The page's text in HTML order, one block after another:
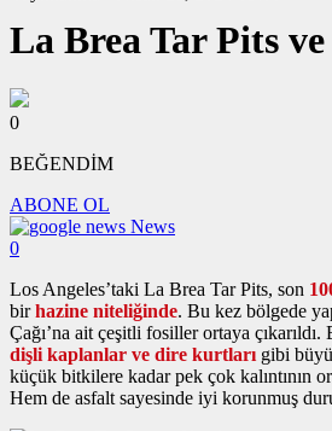
La Brea Tar Pits
0
BEĞENDİM
ABONE OL
News
0
Los Angeles’taki La Brea Tar Pits, son
birhazine niteliğinde. Bu kez bölgede
Çağı’na ait çeşitli fosiller ortaya
dişli kaplanlar ve dire kurtlarıgibi
küçük bitkilere kadar pek çok kalıntının
Hem de asfalt sayesinde iyi korunmuş